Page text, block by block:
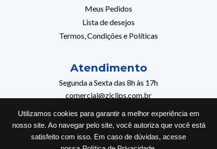
Utilizamos cookies para garantir a melhor experiência em
nosso site. Ao navegar pelo site, você autoriza que você está
satisfeito com isso. Em caso de dúvidas, acesse
Meus Pedidos
Lista de desejos
Termos, Condições e Políticas
Atendimento
Segunda a Sexta das 8h às 17h
comercial@ziclips.com.br
WhatsApp: (11) 9 9160-5542
Diadema/SP